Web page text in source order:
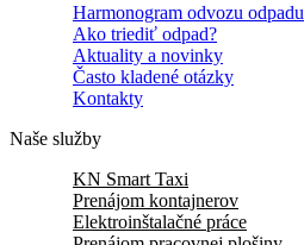
Harmonogram odvozu odpadu
Ako triediť odpad?
Aktuality a novinky
Často kladené otázky
Kontakty
Naše služby
KN Smart Taxi
Prenájom kontajnerov
Elektroinštalačné práce